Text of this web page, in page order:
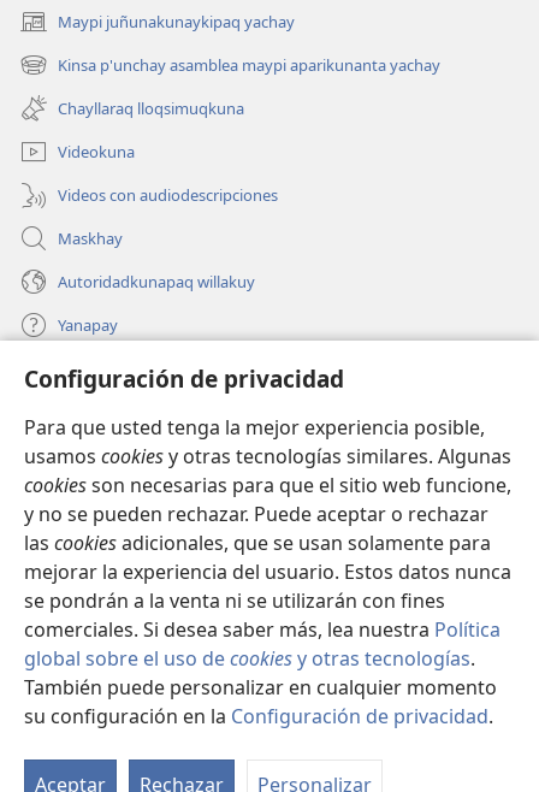
Configuración de privacidad
Para que usted tenga la mejor experiencia posible,
usamos cookiesy otras tecnologías similares. Algunas
cookiesson necesarias para que el sitio web funcione,
y no se pueden rechazar. Puede aceptar o rechazar
las cookiesadicionales, que se usan solamente para
mejorar la experiencia del usuario. Estos datos nunca
se pondrán a la venta ni se utilizarán con fines
comerciales. Si desea saber más, lea nuestra Política
global sobre el uso decookiesy otras tecnologías.
También puede personalizar en cualquier momento
su configuración en la Configuración de privacidad.
Aceptar Rechazar Personalizar
Maypi juñunakunaykipaq yachay
(abre
una
nueva
ventana)
Kinsa p'unchay asamblea maypi aparikunanta yachay
(abre
una
nueva
ventana)
Chayllaraq lloqsimuqkuna
Videokuna
Videos con audiodescripciones
Maskhay
Autoridadkunapaq willakuy
Yanapay
Donacionta churanapaq
una
nueva
ventana)
INTERNETPI QELQANCHISKUNA Watchtower™
(abre
una
nueva
ventana)
JW Hub
(abre
una
nueva
ventana)
JW Library ®
Copyright© 2026 Watch Tower Bible and Tract Society of Pennsylvania.
IMATAN RUWAWAQ IMATAN MANA
|
DATOSKUNATA
WAQAYCHASQAYKUMANTA |CONFIGURACIÓN DE PRIVACIDAD